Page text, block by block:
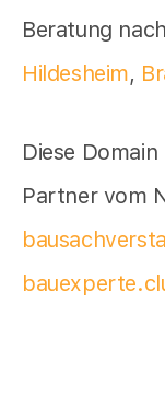
Beratung nach
Hildesheim,
Diese
Partner vom